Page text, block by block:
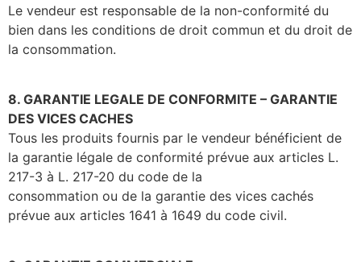
Le vendeur est responsable de la non-conformité du
bien dans les conditions de droit commun et du droit de
la consommation.
8. GARANTIE LEGALE DE CONFORMITE – GARANTIE
DES VICES CACHES
Tous les produits fournis par le vendeur bénéficient de
la garantie légale de conformité prévue aux articles L.
217-3 à L. 217-20 du code de la
consommation ou de la garantie des vices cachés
prévue aux articles 1641 à 1649 du code civil.